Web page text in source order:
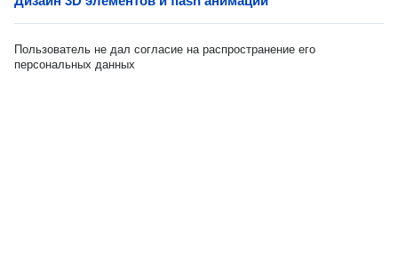
Пользователь не дал согласие на распространение его
персональных данных